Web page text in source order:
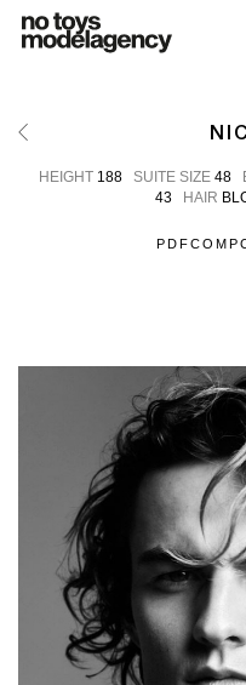
HEIGHT188 SUITE SIZE48
43
HAIR
PDF